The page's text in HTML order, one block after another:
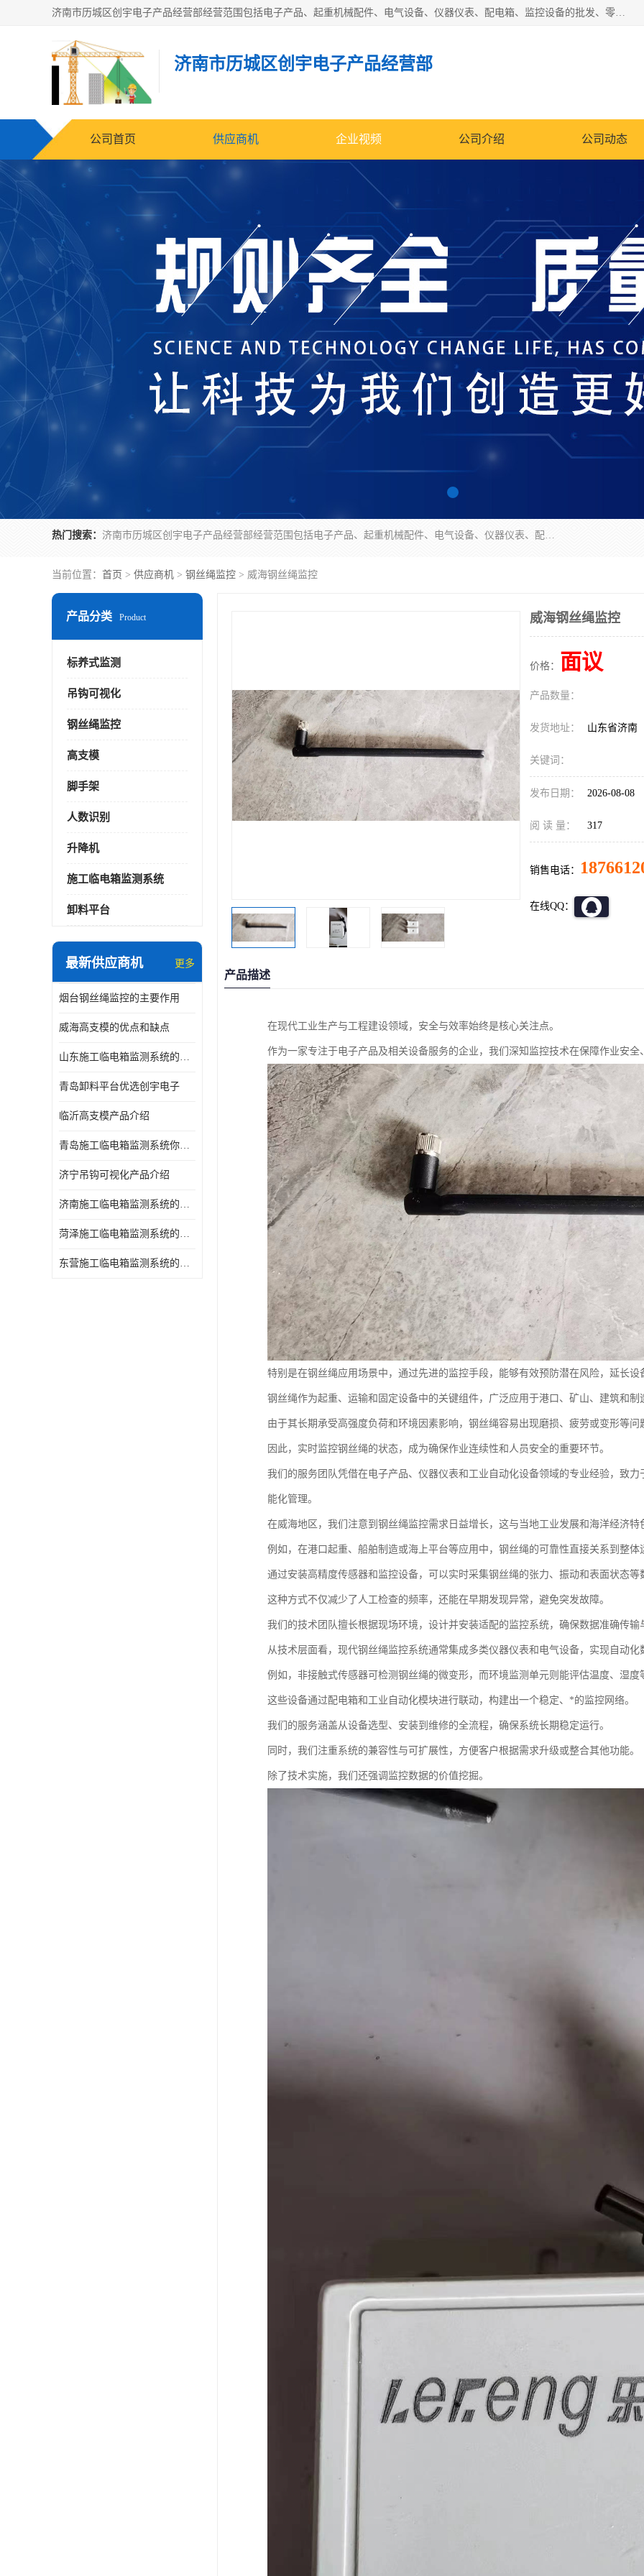
济南市历城区创宇电子产品经营部经营范围包括电子产品、起重机械配件、电气设备、仪器仪表、配电箱、监控设备的批发、零售；配电箱、仪器仪表（不含计量器）、工业自动化设备（不含特种设备、电力设备）的安装、维修。（依法须经批准的项目，经相关部门批准后方可开展经营活动）。
济南市历城区创宇电子产品经营部
公司首页 供应商机 企业视频 公司介绍 公司动态
热门搜索： 济南市历城区创宇电子产品经营部经营范围包括电子产品、起重机械配件、电气设备、仪器仪表、配电箱、监控设备的批发、零售；配电箱、仪器仪表（不含计量器）、工业自动化设备（不含特种设备、电力设备）的安装、维修。（依法须经批准的项目，经相关部门批准后方可开展经营活动）。
当前位置： 首页 > 供应商机 > 钢丝绳监控 > 威海钢丝绳监控
产品分类 Product
标养式监测
吊钩可视化
钢丝绳监控
高支模
脚手架
人数识别
升降机
施工临电箱监测系统
卸料平台
最新供应商机 更多
烟台钢丝绳监控的主要作用
威海高支模的优点和缺点
山东施工临电箱监测系统的优点和缺点
青岛卸料平台优选创宇电子
临沂高支模产品介绍
青岛施工临电箱监测系统你了解吗，产品指南
济宁吊钩可视化产品介绍
济南施工临电箱监测系统的优点和缺点
菏泽施工临电箱监测系统的主要作用
东营施工临电箱监测系统的主要作用
威海钢丝绳监控
价格： 面议
产品数量：
发货地址： 山东省济南
关键词：
发布日期： 2026-08-08
阅 读 量： 317
销售电话：
在线QQ：
产品描述
在现代工业生产与工程建设领域，安全与效率始终是核心关注点。
作为一家专注于电子产品及相关设备服务的企业，我们深知监控技术在保障作业安
特别是在钢丝绳应用场景中，通过先进的监控手段，能够有效预防潜在风险，延长
钢丝绳作为起重、运输和固定设备中的关键组件，广泛应用于港口、矿山、建筑和制
由于其长期承受高强度负荷和环境因素影响，钢丝绳容易出现磨损、疲劳或变形等
因此，实时监控钢丝绳的状态，成为确保作业连续性和人员安全的重要环节。
我们的服务团队凭借在电子产品、仪器仪表和工业自动化设备领域的专业经验，致
能化管理。
在威海地区，我们注意到钢丝绳监控需求日益增长，这与当地工业发展和海洋经济特
例如，在港口起重、船舶制造或海上平台等应用中，钢丝绳的可靠性直接关系到整体
通过安装高精度传感器和监控设备，可以实时采集钢丝绳的张力、振动和表面状态
这种方式不仅减少了人工检查的频率，还能在早期发现异常，避免突发故障。
我们的技术团队擅长根据现场环境，设计并安装适配的监控系统，确保数据准确传输
从技术层面看，现代钢丝绳监控系统通常集成多类仪器仪表和电气设备，实现自动化
例如，非接触式传感器可检测钢丝绳的微变形，而环境监测单元则能评估温度、湿度
这些设备通过配电箱和工业自动化模块进行联动，构建出一个稳定、*的监控网络。
我们的服务涵盖从设备选型、安装到维修的全流程，确保系统长期稳定运行。
同时，我们注重系统的兼容性与可扩展性，方便客户根据需求升级或整合其他功能。
除了技术实施，我们还强调监控数据的价值挖掘。